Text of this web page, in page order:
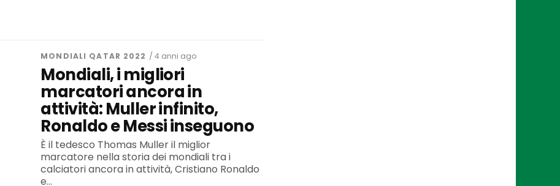
MONDIALI QATAR 2022 / 4 anni ago
Mondiali, i migliori
marcatori ancora in
attività: Muller infinito,
Ronaldo e Messi inseguono
È il tedesco Thomas Muller il miglior
marcatore nella storia dei mondiali tra i
calciatori ancora in attività, Cristiano Ronaldo
e...